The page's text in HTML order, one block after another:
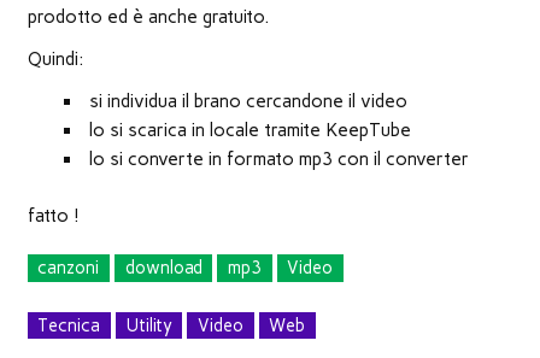
prodotto ed è anche gratuito.
Quindi:
si individua il brano cercandone il video
lo si scarica in locale tramite KeepTube
lo si converte in formato mp3 con il converter
fatto !
canzoni download mp3 Video
Tecnica Utility Video Web